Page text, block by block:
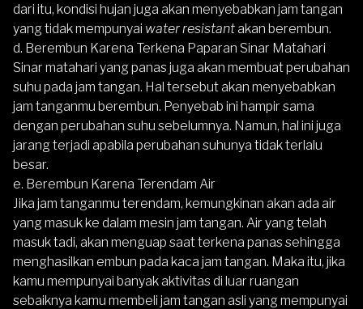
dari itu, kondisi hujan juga akan menyebabkan jam tangan
yang tidak mempunyai water resistantakan berembun.
d. Berembun Karena Terkena Paparan Sinar Matahari
Sinar matahari yang panas juga akan membuat perubahan
suhu pada jam tangan. Hal tersebut akan menyebabkan
jam tanganmu berembun. Penyebab ini hampir sama
dengan perubahan suhu sebelumnya. Namun, hal ini juga
jarang terjadi apabila perubahan suhunya tidak terlalu
besar.
e. Berembun Karena Terendam Air
Jika jam tanganmu terendam, kemungkinan akan ada air
yang masuk ke dalam mesin jam tangan. Air yang telah
masuk tadi, akan menguap saat terkena panas sehingga
menghasilkan embun pada kaca jam tangan. Maka itu, jika
kamu mempunyai banyak aktivitas di luar ruangan
sebaiknya kamu membeli jam tangan asli yang mempunyai